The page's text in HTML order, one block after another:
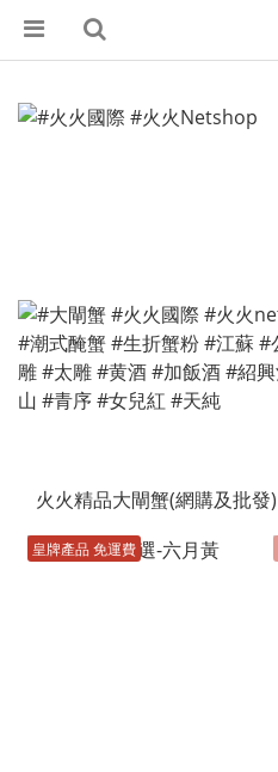
火火精品大閘蟹(網購及批發)
皇牌產品 免運費